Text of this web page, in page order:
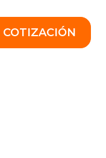
COTIZACIÓN